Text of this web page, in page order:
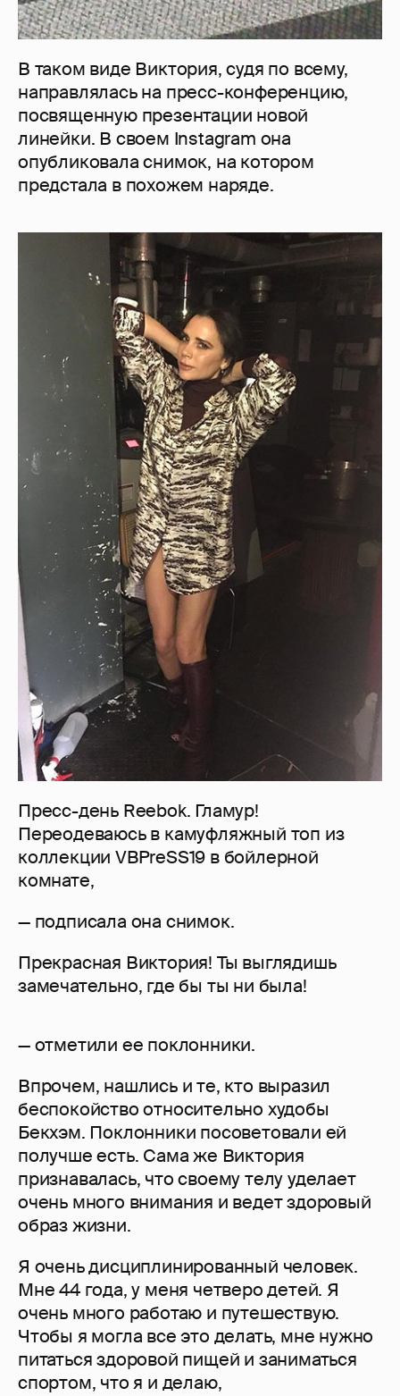
В таком виде Виктория, судя по всему,
направлялась на пресс-конференцию,
посвященную презентации новой
линейки. В своем Instagram она
опубликовала снимок, на котором
предстала в похожем наряде.
Пресс-день Reebok. Гламур!
Переодеваюсь в камуфляжный топ из
коллекции VBPreSS19 в бойлерной
комнате,
— подписала она снимок.
Прекрасная Виктория! Ты выглядишь
замечательно, где бы ты ни была!
— отметили ее поклонники.
Впрочем, нашлись и те, кто выразил
беспокойство относительно худобы
Бекхэм. Поклонники посоветовали ей
получше есть. Сама же Виктория
признавалась, что своему телу уделает
очень много внимания и ведет здоровый
образ жизни.
Я очень дисциплинированный человек.
Мне 44 года, у меня четверо детей. Я
очень много работаю и путешествую.
Чтобы я могла все это делать, мне нужно
питаться здоровой пищей и заниматься
спортом, что я и делаю,